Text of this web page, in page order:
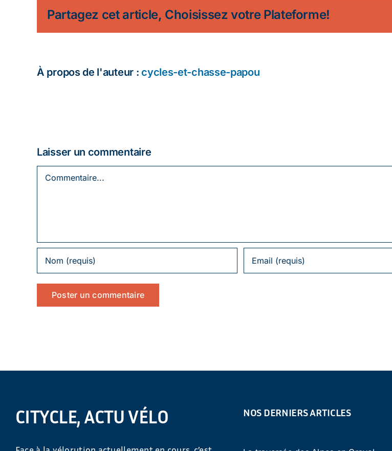
Actualité
Partagez cet article, Choisissez votre Plateforme!
À propos de l'auteur :cycles-et-chasse-papou
Laisser un commentaire
CITYCLE, ACTU VÉLO NOS DERNIERS ARTICLES